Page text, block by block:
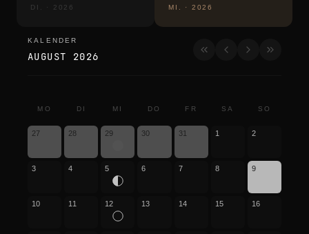
DI. · 2026 MI. · 2026
kalender
KALENDER
AUGUST 2026
MO DI MI DO FR SA SO
27 28 29 30 31 1 2
3 4 5 6 7 8 9
10 11 12 13 14 15 16